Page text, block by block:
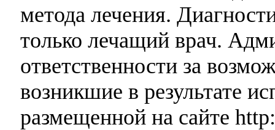
метода лечения.
только лечащий врач.
ответственности за
возникшие в результате
размещенной на сайте